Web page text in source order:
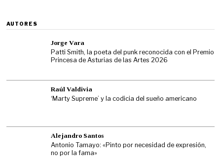
AUTORES
Jorge Vara
Patti Smith, la poeta del punk reconocida con el Premio
Princesa de Asturias de las Artes 2026
Raúl Valdivia
‘Marty Supreme’ y la codicia del sueño americano
Alejandro Santos
Antonio Tamayo: «Pinto por necesidad de expresión,
no por la fama»